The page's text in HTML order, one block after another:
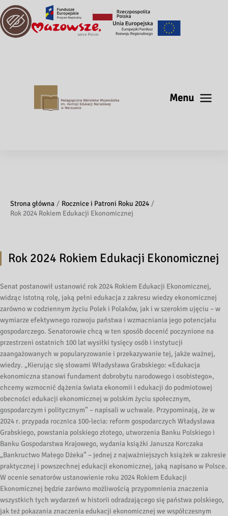
Menu
Strona główna
Rocznice i Patroni Roku 2024
Rok 2024 Rokiem Edukacji Ekonomicznej
Rok 2024 Rokiem Edukacji Ekonomicznej
Senat postanowił ustanowić rok 2024 Rokiem Edukacji Ekonomicznej,
widząc istotną rolę, jaką pełni edukacja z zakresu wiedzy ekonomicznej
zarówno w codziennym życiu Polek i Polaków, jak i w szerokim ujęciu – w
wymiarze efektywnego rozwoju państwa i wzmacniania jego potencjału
gospodarczego. Senatorowie chcą w ten sposób docenić poczynione na
przestrzeni ostatnich 100 lat wysiłki tysięcy osób i instytucji
zaangażowanych w popularyzowanie i przekazywanie tej, jakże ważnej,
wiedzy. „Kierując się słowami Władysława Grabskiego: «Edukacja
ekonomiczna stanowi fundament dobrobytu narodowego i osobistego»,
chcemy wzmocnić dążenia świata ekonomii i edukacji do podmiotowej
obecności edukacji ekonomicznej w polskim życiu społecznym,
gospodarczym i politycznym” – napisali w uchwale. Przypominają, że w
2024 r. przypada rocznica 100-lecia: reform gospodarczych Władysława
Grabskiego, powstania polskiego złotego, utworzenia Banku Polskiego i
Banku Gospodarstwa Krajowego, wydania książki Janusza Korczaka
„Bankructwo Małego Dżeka” – jednej z najważniejszych książek w zakresie
praktycznej i powszechnej edukacji ekonomicznej, jaką napisano w Polsce.
W ocenie senatorów ustanowienie roku 2024 Rokiem Edukacji
Ekonomicznej będzie zarówno możliwością przypomnienia znaczenia
wszystkich tych wydarzeń w historii odradzającego się państwa polskiego,
jak też pokazania znaczenia edukacji ekonomicznej we współczesnym